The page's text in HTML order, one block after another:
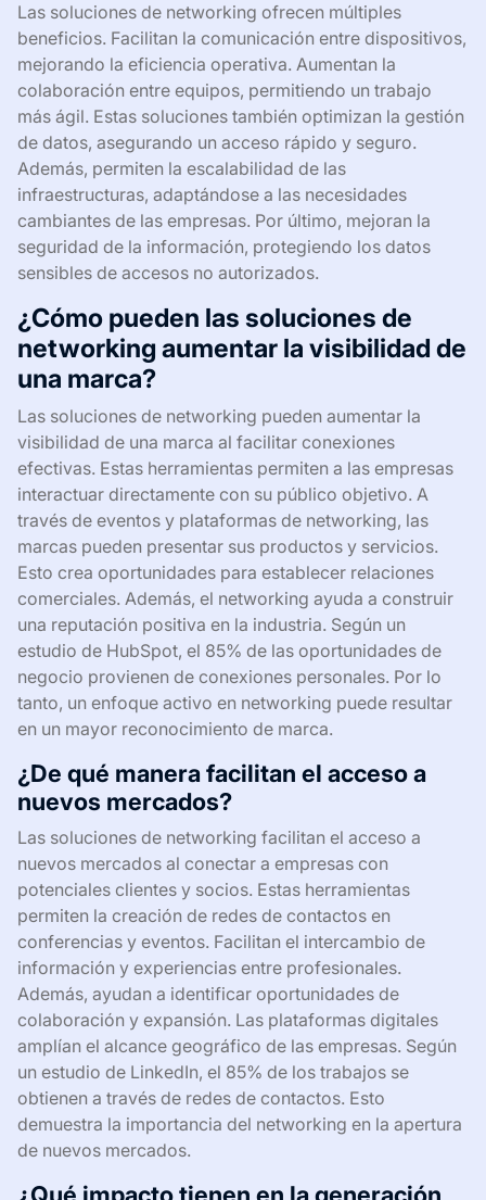
Las soluciones de networking ofrecen múltiples
beneficios. Facilitan la comunicación entre dispositivos,
mejorando la eficiencia operativa. Aumentan la
colaboración entre equipos, permitiendo un trabajo
más ágil. Estas soluciones también optimizan la gestión
de datos, asegurando un acceso rápido y seguro.
Además, permiten la escalabilidad de las
infraestructuras, adaptándose a las necesidades
cambiantes de las empresas. Por último, mejoran la
seguridad de la información, protegiendo los datos
sensibles de accesos no autorizados.
¿Cómo pueden las soluciones de
networking aumentar la visibilidad de
una marca?
Las soluciones de networking pueden aumentar la
visibilidad de una marca al facilitar conexiones
efectivas. Estas herramientas permiten a las empresas
interactuar directamente con su público objetivo. A
través de eventos y plataformas de networking, las
marcas pueden presentar sus productos y servicios.
Esto crea oportunidades para establecer relaciones
comerciales. Además, el networking ayuda a construir
una reputación positiva en la industria. Según un
estudio de HubSpot, el 85% de las oportunidades de
negocio provienen de conexiones personales. Por lo
tanto, un enfoque activo en networking puede resultar
en un mayor reconocimiento de marca.
¿De qué manera facilitan el acceso a
nuevos mercados?
Las soluciones de networking facilitan el acceso a
nuevos mercados al conectar a empresas con
potenciales clientes y socios. Estas herramientas
permiten la creación de redes de contactos en
conferencias y eventos. Facilitan el intercambio de
información y experiencias entre profesionales.
Además, ayudan a identificar oportunidades de
colaboración y expansión. Las plataformas digitales
amplían el alcance geográfico de las empresas. Según
un estudio de LinkedIn, el 85% de los trabajos se
obtienen a través de redes de contactos. Esto
demuestra la importancia del networking en la apertura
de nuevos mercados.